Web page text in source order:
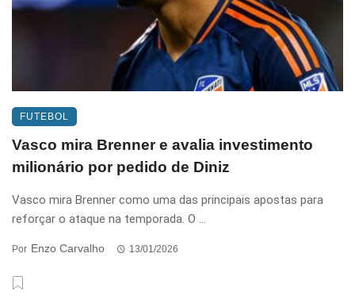
FUTEBOL
Vasco mira Brenner e avalia investimento
milionário por pedido de Diniz
Vasco mira Brenner como uma das principais apostas para
reforçar o ataque na temporada. O ...
Por Enzo Carvalho 13/01/2026